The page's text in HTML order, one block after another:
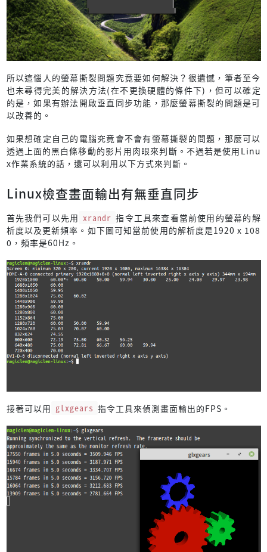
所以這惱人的螢幕撕裂問題究竟要如何解決？很遺憾，筆者至今
也未尋得完美的解決方法(在不更換硬體的條件下)，但可以確定
的是，如果有辦法開啟垂直同步功能，那麼螢幕撕裂的問題是可
以改善的。
如果想確定自己的電腦究竟會不會有螢幕撕裂的問題，那麼可以
透過上面的黑白條移動的影片用肉眼來判斷。不過若是使用Linu
x作業系統的話，還可以利用以下方式來判斷。
Linux檢查畫面輸出有無垂直同步
首先我們可以先用 xrandr 指令工具來查看當前使用的螢幕的解
析度以及更新頻率。如下圖可知當前使用的解析度是1920 x 108
0，頻率是60Hz。
接著可以用 glxgears 指令工具來偵測畫面輸出的FPS。